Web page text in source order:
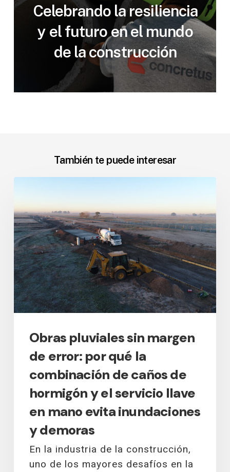
Celebrando la resiliencia
y el futuro en el mundo
de la construcción
También te puede interesar
sin
margen
de
error:
por
qué
la
combinación
de
hormigón
servicio
llave
mano
evita
inundaciones
Obras pluviales sin margen
de error: por qué la
combinación de caños de
hormigón y el servicio llave
en mano evita inundaciones
y demoras
En la industria de la construcción,
uno de los mayores desafíos en la